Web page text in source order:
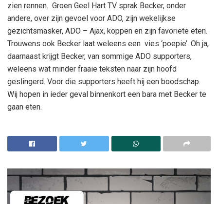
zien rennen. Groen Geel Hart TV sprak Becker, onder
andere, over zijn gevoel voor ADO, zijn wekelijkse
gezichtsmasker, ADO – Ajax, koppen en zijn favoriete eten.
Trouwens ook Becker laat weleens een vies ‘poepie’. Oh ja,
daarnaast krijgt Becker, van sommige ADO supporters,
weleens wat minder fraaie teksten naar zijn hoofd
geslingerd. Voor die supporters heeft hij een boodschap.
Wij hopen in ieder geval binnenkort een bara met Becker te
gaan eten.